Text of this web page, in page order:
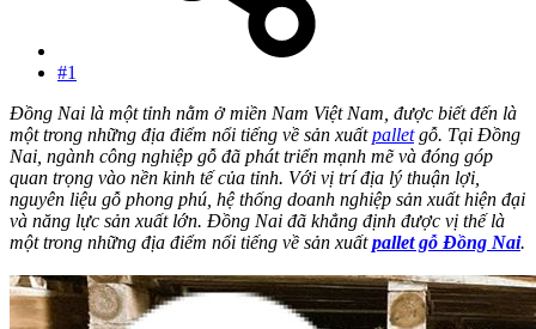
#1
Đồng Nai là một tỉnh nằm ở miền Nam Việt Nam, được biết đến là
một trong những địa điểm nổi tiếng về sản xuấtpalletgỗ. Tại Đồng
Nai, ngành công nghiệp gỗ đã phát triển mạnh mẽ và đóng góp
quan trọng vào nền kinh tế của tỉnh. Với vị trí địa lý thuận lợi,
nguyên liệu gỗ phong phú, hệ thống doanh nghiệp sản xuất hiện đại
và năng lực sản xuất lớn. Đồng Nai đã khẳng định được vị thế là
một trong những địa điểm nổi tiếng về sản xuấtpallet gỗ Đồng Nai.